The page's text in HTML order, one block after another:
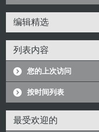
编辑精选
列表内容
您的上次访问
按时间列表
最受欢迎的